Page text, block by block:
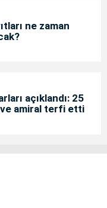
ne zaman
açıklandı: 25
amiral terfi etti